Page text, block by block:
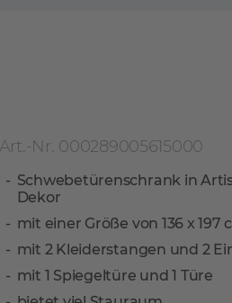
Art.-Nr. 000289005615000
Schwebetürenschrank in
Dekor
mit einer Größe von 136 x 197
mit 2 Kleiderstangen und 2
mit 1 Spiegeltüre und 1 Türe